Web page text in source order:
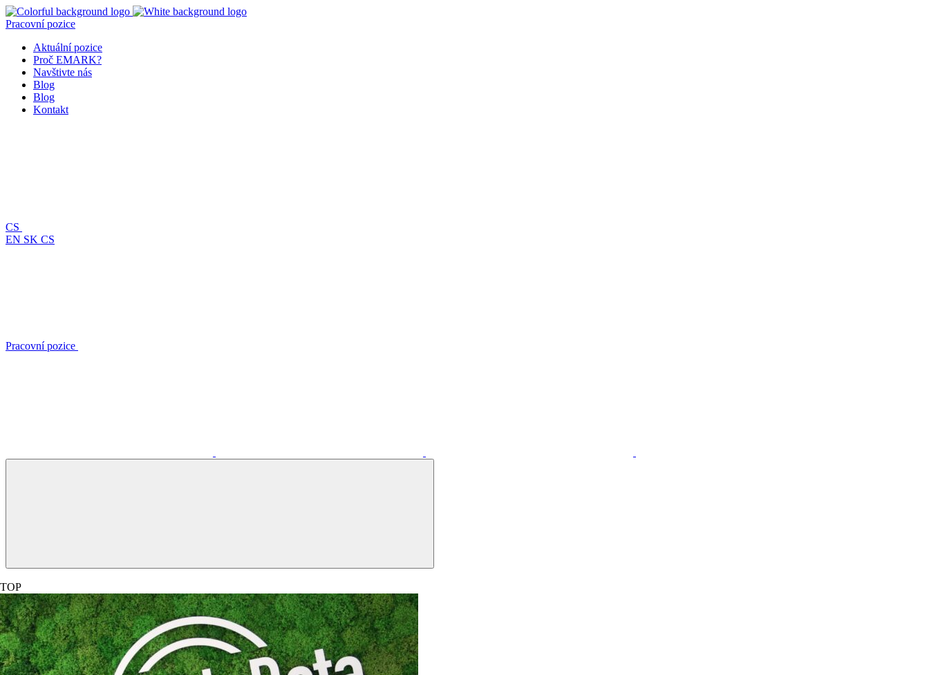
Pracovní pozice
Aktuální pozice
Proč EMARK?
Navštivte nás
Blog
Blog
Kontakt
CS
EN SK CS
Pracovní pozice
TOP